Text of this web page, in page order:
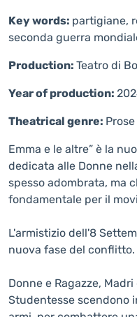
Key words: partigiane,
seconda guerra
Production: Teatro di
Year of production:
Theatrical genre: Prose
Emma e le altre” è la
dedicata alle Donne
spesso adombrata, ma
fondamentale per il
L'armistizio dell'8
nuova fase del conflitto.
Donne e Ragazze,
Studentesse scendono